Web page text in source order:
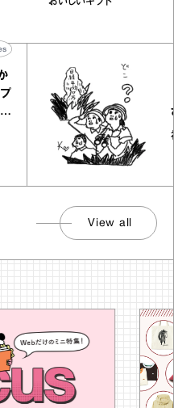
「日経平
さんが
社会のじ
View all